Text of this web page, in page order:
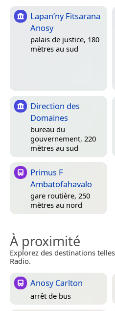
Lapan’ny Fitsarana
Anosy
palais de justice, 180
mètres au sud
Direction des
Domaines
bureau du
gouvernement, 220
mètres au sud
Primus F
Ambatofahavalo
gare routière, 250
mètres au nord
À proximité
Explorez des destinations
Radio.
Anosy Carlton
arrêt de bus